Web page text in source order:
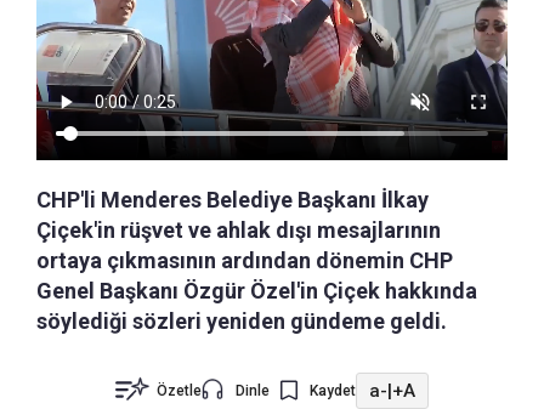
CHP'li Menderes Belediye Başkanı İlkay
Çiçek'in rüşvet ve ahlak dışı mesajlarının
ortaya çıkmasının ardından dönemin CHP
Genel Başkanı Özgür Özel'in Çiçek hakkında
söylediği sözleri yeniden gündeme geldi.
Özetle Dinle Kaydet a-|+A